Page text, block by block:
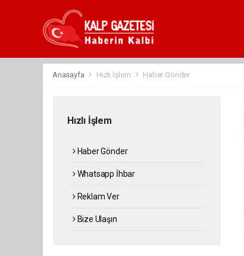
Anasayfa Hızlı İşlem Haber Gönder
Hızlı İşlem
Haber Gönder
Whatsapp İhbar
Reklam Ver
Bize Ulaşın